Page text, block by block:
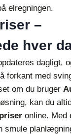
elregningen.
–
hver
dagligt,
forkant med
om du bruger
kan du
online. Med
smule